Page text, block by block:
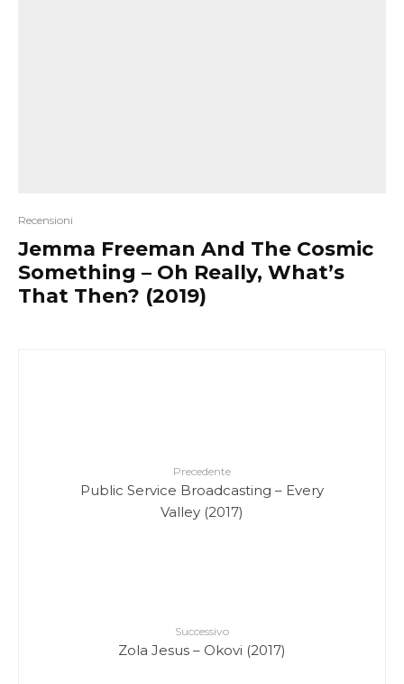
Recensioni
Jemma Freeman And The Cosmic
Something – Oh Really, What’s
That Then? (2019)
Precedente
Public Service Broadcasting – Every
Valley (2017)
Successivo
Zola Jesus – Okovi (2017)